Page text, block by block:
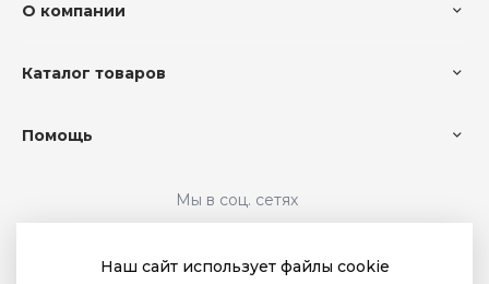
Наш сайт использует файлы cookie
О компании
Каталог товаров
Помощь
Мы в соц. сетях